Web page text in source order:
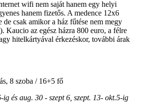
wifi nem saját hanem egy helyi
hanem fizetős. A medence 12x6
de csak amikor a ház fűtése nem megy
Kaucio az egész házra 800 euro, a félre
hitelkártyával érkezéskor, további árak
8 szoba / 16+5 fő
és aug. 30 - szept 6, szept. 13- okt.5-ig